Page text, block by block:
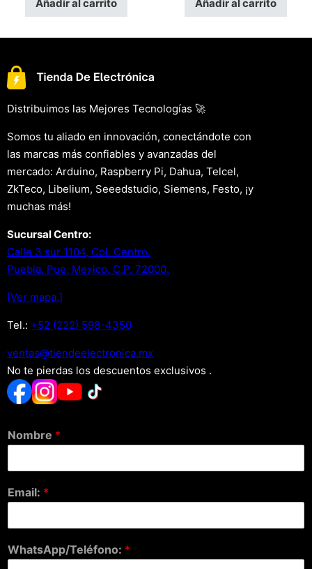
Añadir al carrito Añadir al carrito
Distribuimos las Mejores Tecnologías 🚀
Somos tu aliado en innovación, conectándote con
las marcas más confiables y avanzadas del
mercado: Arduino, Raspberry Pi, Dahua, Telcel,
ZkTeco, Libelium, Seeedstudio, Siemens, Festo, ¡y
muchas más!
Sucursal Centro:
Calle 3 sur 1104, Col. Centro.
Puebla, Pue. Mexico. C.P. 72000.
[Ver mapa.]
Tel.: +52 (222) 598-4350
xm.acinortceleedneit@satnev
No te pierdas los descuentos exclusivos .
Nombre *
Email: *
WhatsApp/Teléfono: *